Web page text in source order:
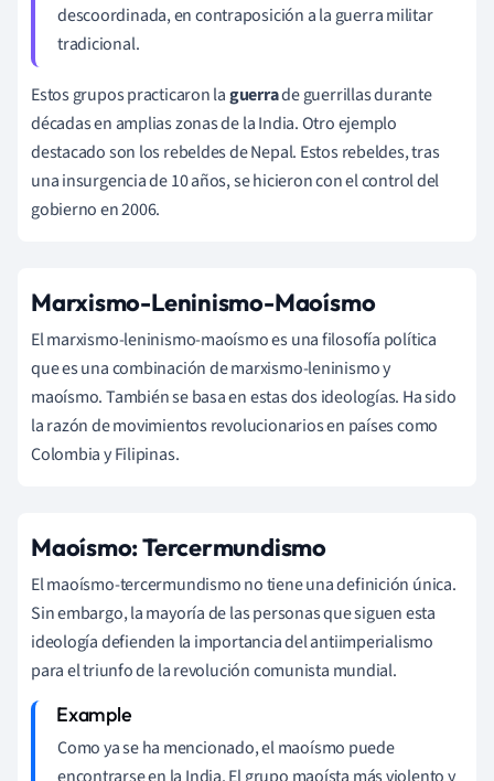
descoordinada, en contraposición a la guerra militar
tradicional.
Estos grupos practicaron laguerrade guerrillas durante
décadas en amplias zonas de la India. Otro ejemplo
destacado son los rebeldes de Nepal. Estos rebeldes, tras
una insurgencia de 10 años, se hicieron con el control del
gobierno en 2006.
Marxismo-Leninismo-Maoísmo
El marxismo-leninismo-maoísmo es una filosofía política
que es una combinación de marxismo-leninismo y
maoísmo. También se basa en estas dos ideologías. Ha sido
la razón de movimientos revolucionarios en países como
Colombia y Filipinas.
Maoísmo: Tercermundismo
El maoísmo-tercermundismo no tiene una definición única.
Sin embargo, la mayoría de las personas que siguen esta
ideología defienden la importancia del antiimperialismo
para el triunfo de la revolución comunista mundial.
Como ya se ha mencionado, el maoísmo puede
encontrarse en la India. El grupo maoísta más violento y